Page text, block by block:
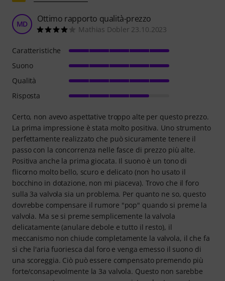
MD Ottimo rapporto qualità-prezzo
Mathias Dobler 23.10.2023
Certo, non avevo aspettative troppo alte per questo prezzo.
La prima impressione è stata molto positiva. Uno strumento
perfettamente realizzato che può sicuramente tenere il
passo con la concorrenza nelle fasce di prezzo più alte.
Positiva anche la prima giocata. Il suono è un tono di
flicorno molto bello, scuro e delicato (non ho usato il
bocchino in dotazione, non mi piaceva). Trovo che il foro
sulla 3a valvola sia un problema. Per quanto ne so, questo
dovrebbe compensare il rumore "pop" quando si preme la
valvola. Ma se si preme semplicemente la valvola
delicatamente (anulare debole e tutto il resto), il
meccanismo non chiude completamente la valvola, il che fa
sì che l'aria fuoriesca dal foro e venga emesso il suono di
una scoreggia. Ciò può essere compensato premendo più
forte/consapevolmente la 3a valvola. Questo non sarebbe
Caratteristiche
Suono
Qualità
Risposta